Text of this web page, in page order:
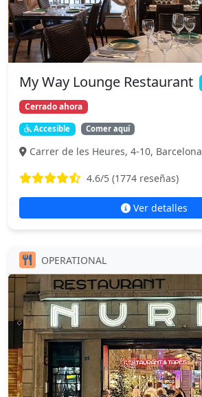
My Way Lounge Restaurant
Cerrado ahora
Accesible Comer aquí
Carrer de les Heures, 4-10, Barcelona
4.6/5 (1774 reseñas)
Ver detalles
OPERATIONAL